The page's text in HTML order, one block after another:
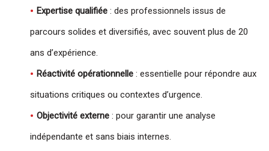
Expertise qualifiée : des professionnels issus de
parcours solides et diversifiés, avec souvent plus de 20
ans d’expérience.
Réactivité opérationnelle : essentielle pour répondre aux
situations critiques ou contextes d’urgence.
Objectivité externe : pour garantir une analyse
indépendante et sans biais internes.